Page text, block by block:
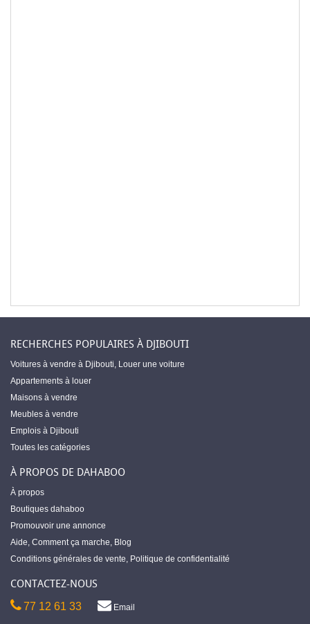
RECHERCHES POPULAIRES À DJIBOUTI
Voitures à vendre à Djibouti, Louer une voiture
Appartements à louer
Maisons à vendre
Meubles à vendre
Emplois à Djibouti
Toutes les catégories
À PROPOS DE DAHABOO
À propos
Boutiques dahaboo
Promouvoir une annonce
Aide, Comment ça marche, Blog
Conditions générales de vente, Politique de confidentialité
CONTACTEZ-NOUS
77 12 61 33 Email